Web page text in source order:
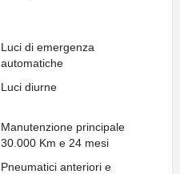
Luci di emergenza
automatiche
Luci diurne
Manutenzione principale
30.000 Km e 24 mesi
Pneumatici anteriori e